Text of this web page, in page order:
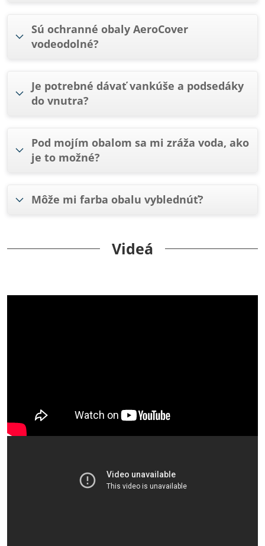
Sú ochranné obaly AeroCover
vodeodolné?
Je potrebné dávať vankúše a podsedáky
do vnutra?
Pod mojím obalom sa mi zráža voda, ako
je to možné?
Môže mi farba obalu vyblednúť?
Videá